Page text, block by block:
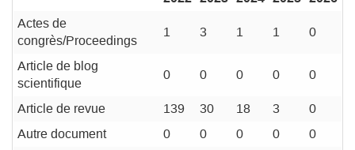
Actes de
congrès/Proceedings
1 3 1 1 0
Article de blog
scientifique
0 0 0 0 0
Article de revue 139 30 18 3
0
Autre document
0 0 0 0
0